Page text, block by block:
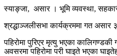
स्याङ्जा, असार । भूमि व्यवस्था,
श्रद्धाञ्जलीसभा कार्यक्रममा गत असार
पहिरोमा पुरिएर मृत्यु भएका
अवसरमा पहिरोमा परी घाइते भएका